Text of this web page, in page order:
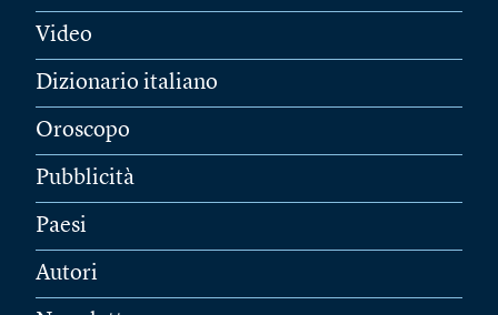
Video
Dizionario italiano
Oroscopo
Pubblicità
Paesi
Autori